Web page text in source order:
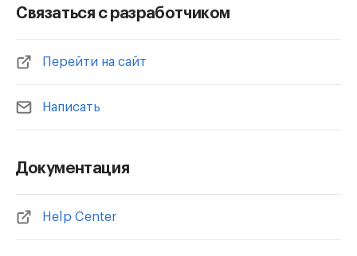
Связаться с разработчиком
Перейти на сайт
Написать
Документация
Help Center